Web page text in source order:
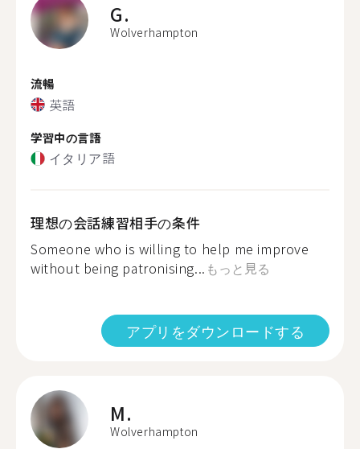
G.
Wolverhampton
流暢
英語
学習中の言語
イタリア語
理想の会話練習相手の条件
Someone who is willing to help me improve
without being patronising... もっと見る
アプリをダウンロードする
M.
Wolverhampton